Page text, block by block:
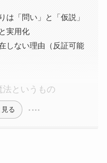
は「問い」と「仮説」
実用化
しない理由（反証可能
法というもの
る